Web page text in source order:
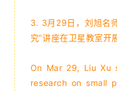
3. 3月29日，刘旭名
究”讲座在卫星教室开
On Mar 29, Liu Xu
research on small